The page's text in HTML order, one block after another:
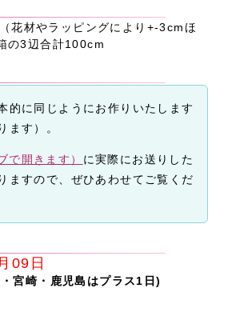
材やラッピングにより+-3cmほ
の3辺合計100cm
的に同じようにお作りいたします
ます）。
開きます） に実際にお送りした
ますので、ぜひあわせてご覧くだ
09日
宮崎・鹿児島はプラス1日)